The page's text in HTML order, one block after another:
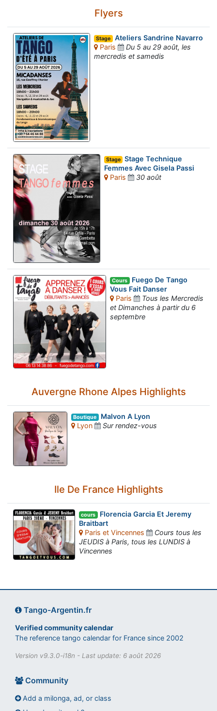
Flyers
Stage Ateliers Sandrine Navarro
Paris
Du 5 au 29 août, les
mercredis et samedis
Stage
Stage Technique
Femmes Avec Gisela Passi
Paris
30 août
Cours Fuego De Tango
Vous Fait Danser
Paris
Tous les Mercredis
et Dimanches à partir du 6
septembre
Auvergne Rhone Alpes Highlights
Boutique Malvon A Lyon
Lyon
Sur rendez-vous
Ile De France Highlights
cours Florencia Garcia Et Jeremy
Braitbart
Paris et Vincennes
Cours tous les
JEUDIS à Paris, tous les LUNDIS à
Vincennes
Tango-Argentin.fr
Verified community calendar
The reference tango calendar for France since 2002
Version v9.3.0-i18n - Last update: 6 août 2026
Community
Add a milonga, ad, or class